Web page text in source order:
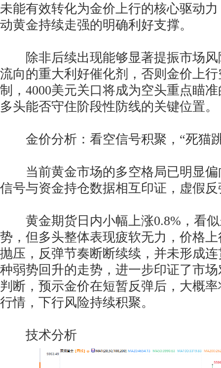
未能有效转化为金价上行的核心驱动
动黄金持续走强的明确利好支撑。
除非后续出现能够显著提振市场风
流向的重大利好催化剂，否则金价上
制，4000美元关口将成为空头重点瞄
多头能否守住阶段性防线的关键位置。
金价分析：看空信号积聚，“死猫
当前黄金市场的多空格局已明显偏
信号与资金持仓数据相互印证，虚假
黄金期货日内小幅上涨0.8%，看似
势，但多头整体表现疲软无力，价格
抛压，反弹节奏断断续续，并未形成
种弱势回升的走势，进一步印证了市
判断，预示金价在短暂反弹后，大概
行情，下行风险持续积聚。
技术分析